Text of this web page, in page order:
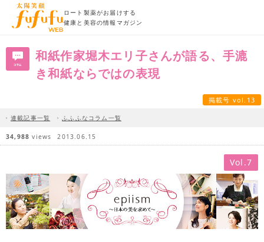
ロート製薬がお届けする
健康と美容の情報マガジン
和紙作家堀木エリ子さんが語る、手漉
き和紙ならではの表現
掲載号 vol.13
連載記事一覧 ふふふなコラム一覧
34,988 views 2013.06.15
Vol.7